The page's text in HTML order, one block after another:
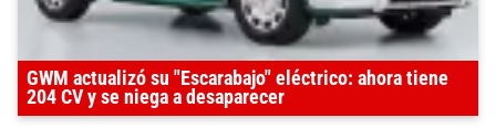
GWM actualizó su "Escarabajo" eléctrico: ahora tiene
204 CV y se niega a desaparecer